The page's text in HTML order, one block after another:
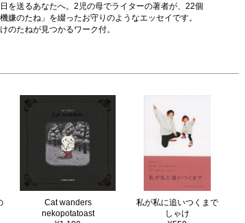
を送るあなたへ。2児の母でライターの著者が、22個
嫌のたね」を綴ったお守りのようなエッセイです。
のたねが見つかるワーク付。
Cat wanders
nekopotatoast
私が私に追いつくまで
しゃけ